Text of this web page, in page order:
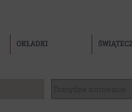
OKŁADKI